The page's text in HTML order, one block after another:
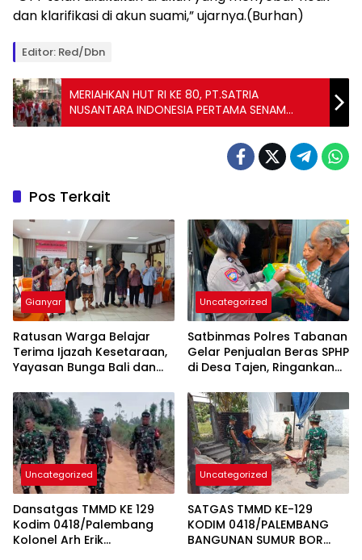
dan klarifikasi di akun suami,” ujarnya.(Burhan)
Editor: Red/Dbn
MERIAHKAN HUT RI KE 80, PT.SATRIA
NUSANTARA INDONESIA PERTAMA SENAM
SEHAT BERSAMA MASYARAKAT DAN SISWA
Pos Terkait
Gianyar
Ratusan Warga Belajar
Terima Ijazah Kesetaraan,
Yayasan Bunga Bali dan
Wujudkan Harapan Baru
Pendidikan
Uncategorized
Satbinmas Polres Tabanan
Gelar Penjualan Beras SPHP
di Desa Tajen, Ringankan
Uncategorized
Dansatgas TMMD KE 129
Kodim 0418/Palembang
Kolonel Arh Erik
Uncategorized
SATGAS TMMD KE-129
KODIM 0418/PALEMBANG
BANGUNAN SUMUR BOR